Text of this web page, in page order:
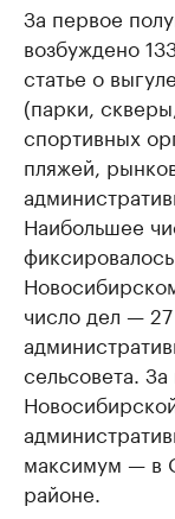
За первое
возбуждено
статье о
(парки,
спортивных
пляжей,
Наибольшее
число дел —
сельсовета.
максимум — в
районе.